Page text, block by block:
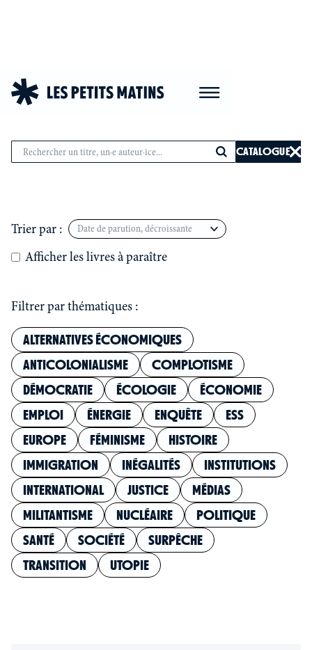
CATALOGUE
CATALOGUE
Trier par :
Afficher les livres à paraître
Filtrer par thématiques :
ALTERNATIVES ÉCONOMIQUES
ANTICOLONIALISME
COMPLOTISME
DÉMOCRATIE
ÉCOLOGIE
ÉCONOMIE
EMPLOI
ÉNERGIE ENQUÊTE
ESS
EUROPE
FÉMINISME
HISTOIRE
IMMIGRATION
INÉGALITÉS
INSTITUTIONS
INTERNATIONAL
JUSTICE
MÉDIAS
MILITANTISME
NUCLÉAIRE
POLITIQUE
SANTÉ
SOCIÉTÉ
SURPÊCHE
TRANSITION
UTOPIE